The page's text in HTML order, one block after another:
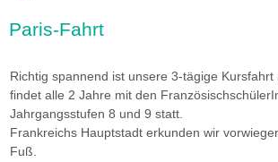
Paris-Fahrt
Richtig spannend ist unsere 3-tägige Kursfahrt
findet alle 2 Jahre mit den
Jahrgangsstufen 8 und 9 statt.
Frankreichs Hauptstadt erkunden wir
Fuß.